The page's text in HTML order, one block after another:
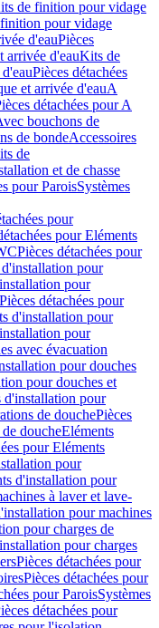
de finition pour vidage
pour vidage
d'eauPièces
arrivée d'eauKits de
Pièces détachées
et arrivée d'eauA
détachées pour A
bouchons de
de bondeAccessoires
de
et de chasse
pour ParoisSystèmes
pour
pour Eléments
Pièces détachées pour
pour
pour
Pièces détachées pour
d'installation pour
pour
avec évacuation
pour douches
pour douches et
d'installation pour
de douchePièces
doucheEléments
pour Eléments
pour
d'installation pour
à laver et lave-
pour machines
pour charges de
pour charges
Pièces détachées pour
Pièces détachées pour
pour ParoisSystèmes
détachées pour